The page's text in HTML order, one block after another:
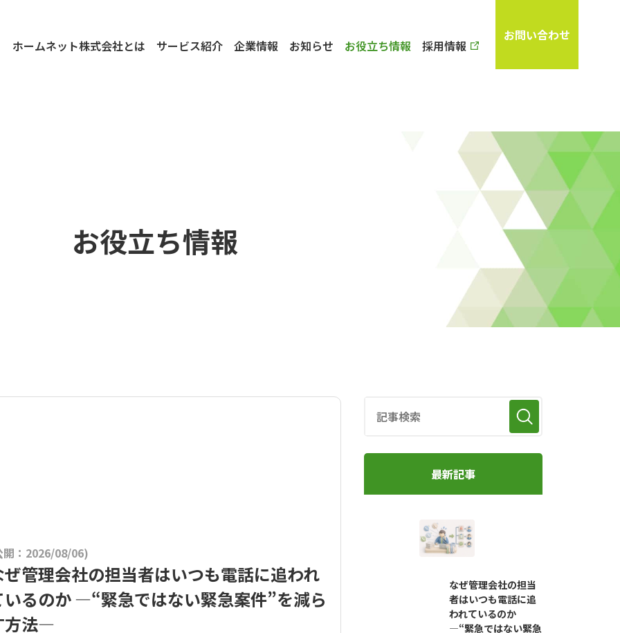
ホームネット株式会社とは サービス紹介 企業情報 お知らせ お役立ち情報 採用情報
お問い合わせ
お役立ち情報
開：2026/08/06)
ぜ管理会社の担当者はいつも電話に追われ
いるのか ―“緊急ではない緊急案件”を減ら
方法―
最新記事
なぜ管理会社の担当
者はいつも電話に追
われているのか
―“緊急ではない緊急